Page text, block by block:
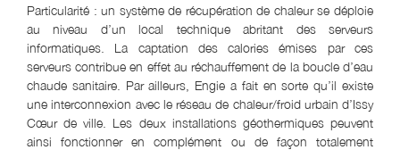
Particularité : un système de récupération de chaleur se déploie
au niveau d’un local technique abritant des serveurs
informatiques. La captation des calories émises par ces
serveurs contribue en effet au réchauffement de la boucle d’eau
chaude sanitaire. Par ailleurs, Engie a fait en sorte qu’il existe
une interconnexion avec le réseau de chaleur/froid urbain d’Issy
Cœur de ville. Les deux installations géothermiques peuvent
ainsi fonctionner en complément ou de façon totalement